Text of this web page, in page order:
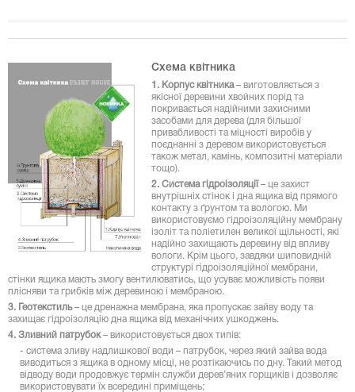
Схема квітника
1. Корпус квітника– виготовляється з
якісної деревини хвойних порід та
покривається надійними захисними
засобами для дерева (для більшої
привабливості та міцності виробів у
поєднанні з деревом використовується
також метал, камінь, композитні матеріали
тощо).
2. Система гідроізоляції – це захист
внутрішніх стінок і дна ящика від прямого
контакту з ґрунтом та вологою. Ми
використовуємо гідроізоляційну мембрану
ізоліт та поліетилен великої щільності, які
надійно захищають деревину від впливу
вологи. Крім цього, завдяки шиповидній
структурі гідроізоляційної мембрани,
стінки ящика мають змогу вентилюватись, що усуває можливість появи
плісняви та грибків між деревиною і мембраною.
3. Геотекстиль– це дренажна мембрана, яка пропускає зайву воду та
захищає гідроізоляцію дна ящика від механічних ушкоджень.
4. Зливний патрубок– використовується двох типів:
- система зливу надлишкової води – патрубок, через який зайва вода
виводиться з ящика в одному місці, не розтікаючись по дну. Такий метод
відводу води продовжує термін служби дерев’яних горщиків і дозволяє
використовувати їх всередині приміщень;